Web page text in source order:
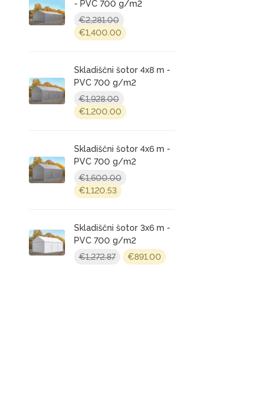
- PVC 700 g/m2
€2,281.00
Original
€2,281.00.
€1,400.00 Current
€1,400.00.
Skladiščni šotor 4x8 m -
PVC 700 g/m2
€1,928.00
Original
€1,928.00.
€1,200.00 Current
€1,200.00.
Skladiščni šotor 4x6 m -
PVC 700 g/m2
€1,600.00
Original
€1,600.00.
€1,120.53 Current
€1,120.53.
Skladiščni šotor 3x6 m -
PVC 700 g/m2
€1,272.87
Original
€891.00 Current